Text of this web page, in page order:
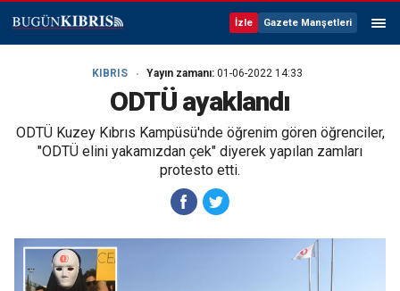
İzle Gazete Manşetleri
KIBRIS Yayın zamanı: 01-06-2022 14:33
ODTÜ ayaklandı
ODTÜ Kuzey Kıbrıs Kampüsü'nde öğrenim gören öğrenciler,
"ODTÜ elini yakamızdan çek" diyerek yapılan zamları
protesto etti.